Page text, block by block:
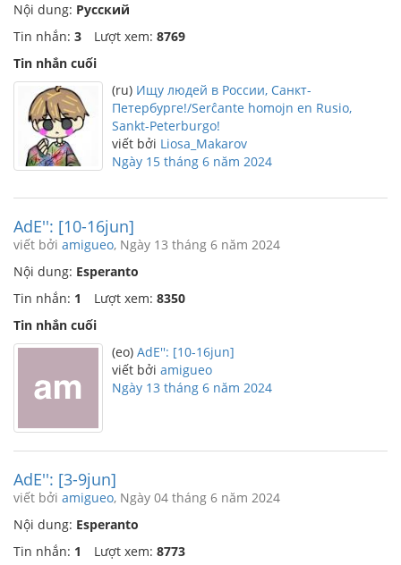
Nội dung: Русский
Tin nhắn: 3 Lượt xem: 8769
Tin nhắn cuối
(ru) Ищу людей в России, Санкт-
Петербурге!/Serĉante homojn en Rusio,
Sankt-Peterburgo!
viết bởi Liosa_Makarov
Ngày 15 tháng 6 năm 2024
AdE'': [10-16jun]
viết bởi amigueo, Ngày 13 tháng 6 năm 2024
Nội dung: Esperanto
Tin nhắn: 1 Lượt xem: 8350
Tin nhắn cuối
(eo) AdE'': [10-16jun]
viết bởi amigueo
Ngày 13 tháng 6 năm 2024
AdE'': [3-9jun]
viết bởi amigueo, Ngày 04 tháng 6 năm 2024
Nội dung: Esperanto
Tin nhắn: 1 Lượt xem: 8773